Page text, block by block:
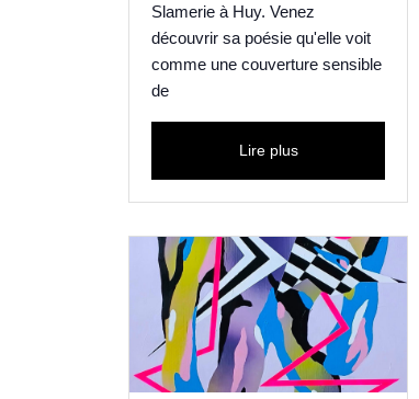
Slamerie à Huy. Venez
découvrir sa poésie qu'elle voit
comme une couverture sensible
de
Lire plus